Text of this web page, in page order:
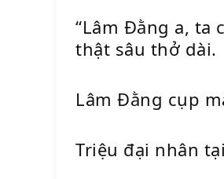
“Lâm Đằng a, ta
thật sâu thở dài.
Lâm Đằng cụp
Triệu đại nhân